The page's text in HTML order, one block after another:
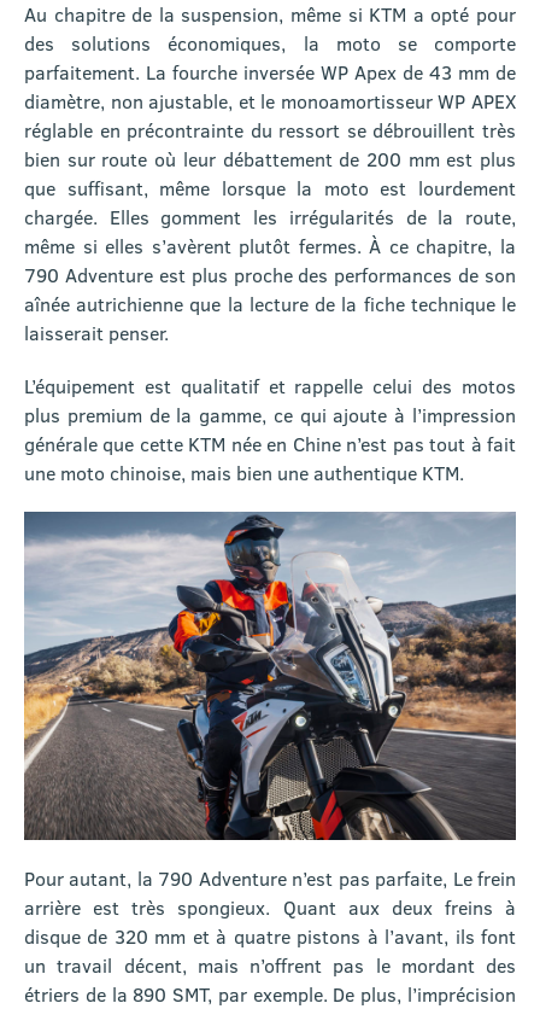
Au chapitre de la suspension, même si KTM a opté pour
des solutions économiques, la moto se comporte
parfaitement. La fourche inversée WP Apex de 43 mm de
diamètre, non ajustable, et le monoamortisseur WP APEX
réglable en précontrainte du ressort se débrouillent très
bien sur route où leur débattement de 200 mm est plus
que suffisant, même lorsque la moto est lourdement
chargée. Elles gomment les irrégularités de la route,
même si elles s’avèrent plutôt fermes. À ce chapitre, la
790 Adventure est plus proche des performances de son
aînée autrichienne que la lecture de la fiche technique le
laisserait penser.
L’équipement est qualitatif et rappelle celui des motos
plus premium de la gamme, ce qui ajoute à l’impression
générale que cette KTM née en Chine n’est pas tout à fait
une moto chinoise, mais bien une authentique KTM.
Pour autant, la 790 Adventure n’est pas parfaite, Le frein
arrière est très spongieux. Quant aux deux freins à
disque de 320 mm et à quatre pistons à l’avant, ils font
un travail décent, mais n’offrent pas le mordant des
étriers de la 890 SMT, par exemple. De plus, l’imprécision